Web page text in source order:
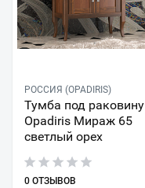
РОССИЯ (OPADIRIS)
Тумба под раковину
Opadiris Мираж 65
светлый орех
0 ОТЗЫВОВ